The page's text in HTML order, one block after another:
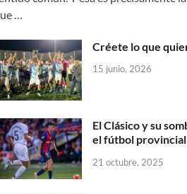
…
Créete lo que
15 junio, 2026
El Clásico y su
el fútbol provincial
21 octubre, 2025